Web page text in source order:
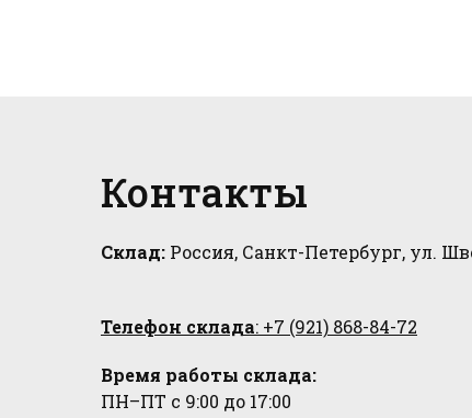
Контакты
Склад: Россия, Санкт-Петербург, ул.
Телефон склада: +7 (921) 868-84-72
Время работы склада:
ПН–ПТ с 9:00 до 17:00